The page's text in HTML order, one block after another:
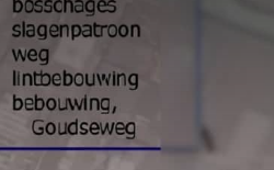
en organisatie